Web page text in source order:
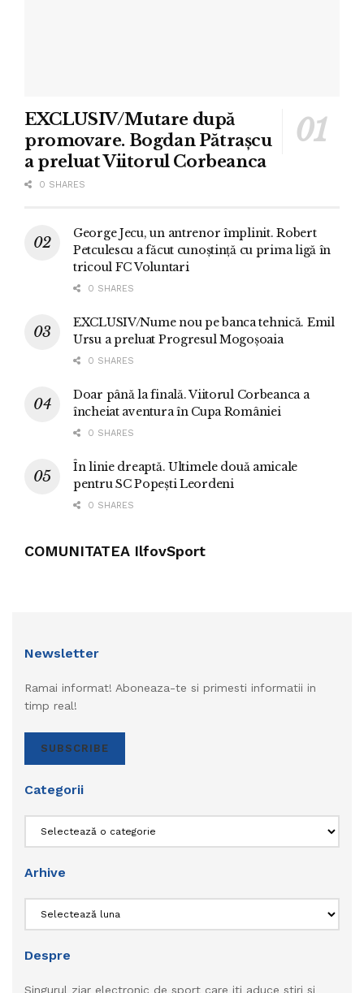
EXCLUSIV/Mutare după
promovare. Bogdan Pătrașcu
a preluat Viitorul Corbeanca
0 SHARES
George Jecu, un antrenor împlinit. Robert
Petculescu a făcut cunoștință cu prima ligă în
tricoul FC Voluntari
0 SHARES
EXCLUSIV/Nume nou pe banca tehnică. Emil
Ursu a preluat Progresul Mogoșoaia
0 SHARES
Doar până la finală. Viitorul Corbeanca a
încheiat aventura în Cupa României
0 SHARES
În linie dreaptă. Ultimele două amicale
pentru SC Popești Leordeni
0 SHARES
COMUNITATEA IlfovSport
Newsletter
Ramai informat! Aboneaza-te si primesti informatii in
timp real!
SUBSCRIBE
Categorii
Arhive
Despre
Singurul ziar electronic de sport care iti aduce stiri si